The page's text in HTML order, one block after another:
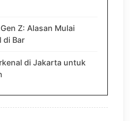
Z: Alasan Mulai
di Bar
di Jakarta untuk